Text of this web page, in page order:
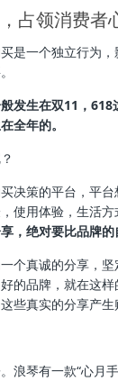
占领消费者
是一个独立行为
发生在双11，618
全年的。
决策的平台，平
使用体验，生活
，绝对要比品牌的
个真诚的分享，
的品牌，就在这
些真实的分享产生
浪琴有一款“心月